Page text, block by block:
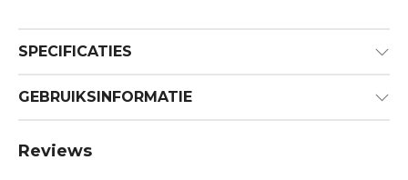
SPECIFICATIES
GEBRUIKSINFORMATIE
Reviews